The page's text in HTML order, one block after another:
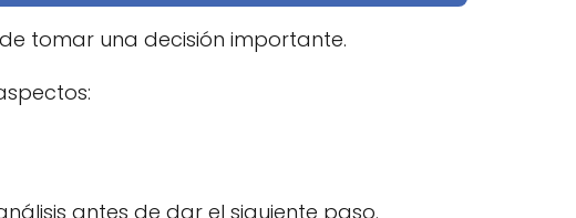
tomar una decisión importante.
antes de dar el siguiente paso.